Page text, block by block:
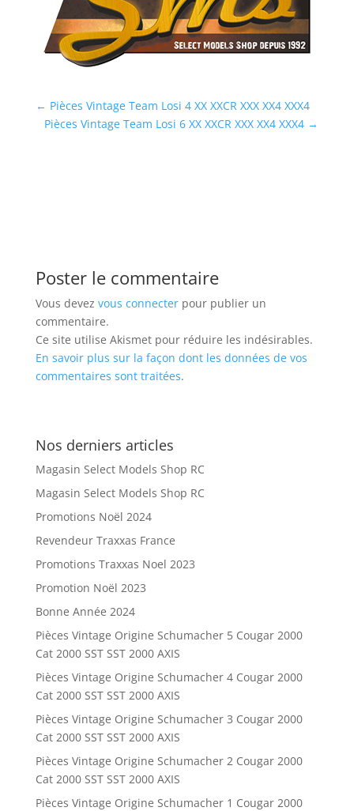
← Pièces Vintage Team Losi 4 XX XXCR XXX XX4 XXX4
Pièces Vintage Team Losi 6 XX XXCR XXX XX4 XXX4 →
Poster le commentaire
Vous devez vous connecterpour publier un
commentaire.
Ce site utilise Akismet pour réduire les indésirables.
En savoir plus sur la façon dont les données de vos
commentaires sont traitées.
Nos derniers articles
Magasin Select Models Shop RC
Magasin Select Models Shop RC
Promotions Noël 2024
Revendeur Traxxas France
Promotions Traxxas Noel 2023
Promotion Noël 2023
Bonne Année 2024
Pièces Vintage Origine Schumacher 5 Cougar 2000
Cat 2000 SST SST 2000 AXIS
Pièces Vintage Origine Schumacher 4 Cougar 2000
Cat 2000 SST SST 2000 AXIS
Pièces Vintage Origine Schumacher 3 Cougar 2000
Cat 2000 SST SST 2000 AXIS
Pièces Vintage Origine Schumacher 2 Cougar 2000
Cat 2000 SST SST 2000 AXIS
Pièces Vintage Origine Schumacher 1 Cougar 2000